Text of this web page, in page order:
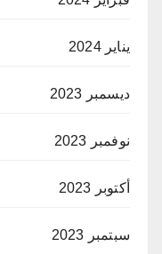
يناير 2024
ديسمبر 2023
نوفمبر 2023
أكتوبر 2023
سبتمبر 2023